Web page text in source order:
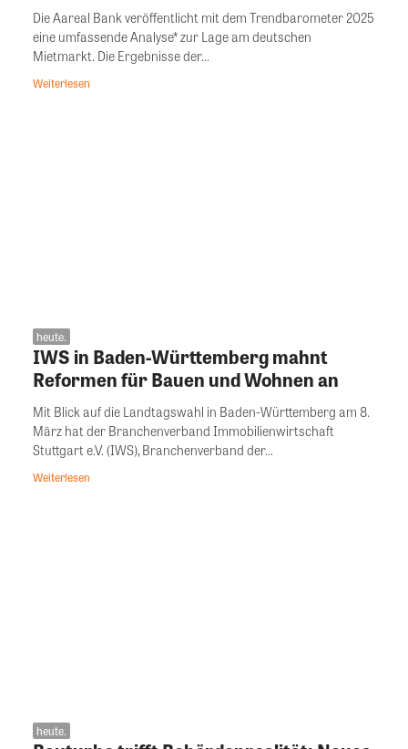
Die Aareal Bank veröffentlicht mit dem Trendbarometer 2025
eine umfassende Analyse* zur Lage am deutschen
Mietmarkt. Die Ergebnisse der...
Weiterlesen
heute.
IWS in Baden-Württemberg mahnt
Reformen für Bauen und Wohnen an
Mit Blick auf die Landtagswahl in Baden-Württemberg am 8.
März hat der Branchenverband Immobilienwirtschaft
Stuttgart e.V. (IWS), Branchenverband der...
Weiterlesen
heute.